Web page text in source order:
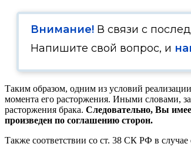
Внимание! В связи с
Напишите свой вопрос, и
Таким образом, одним из условий
момента его расторжения. Иными словами,
расторжения брака. Следовательно, Вы
произведен по соглашению сторон.
Также соответствии со ст. 38 СК РФ в